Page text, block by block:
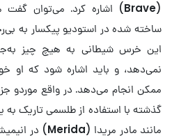
(
Brave) اشاره کرد. می‌توان
ساخته شده در استودیو پیکسار به
این خرس شیطانی به هیچ چیز
نمی‌دهد، و باید اشاره شود که او
ممکن انجام می‌دهد. در واقع موردو
گذشته با استفاده از طلسمی تاریک
مانند مادر مریدا (Merida) در